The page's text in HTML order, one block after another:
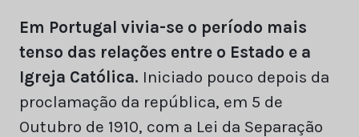
Em Portugal vivia-se o período mais
tenso das relações entre o Estado e a
Igreja Católica. Iniciado pouco depois da
proclamação da república, em 5 de
Outubro de 1910, com a Lei da Separação